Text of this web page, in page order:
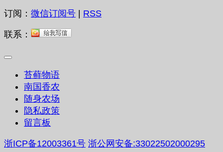
订阅： 微信订阅号 | RSS
联系：
苔藓物语
南国香农
随身农场
隐私政策
留言板
浙ICP备12003361号 浙公网安备:33022502000295